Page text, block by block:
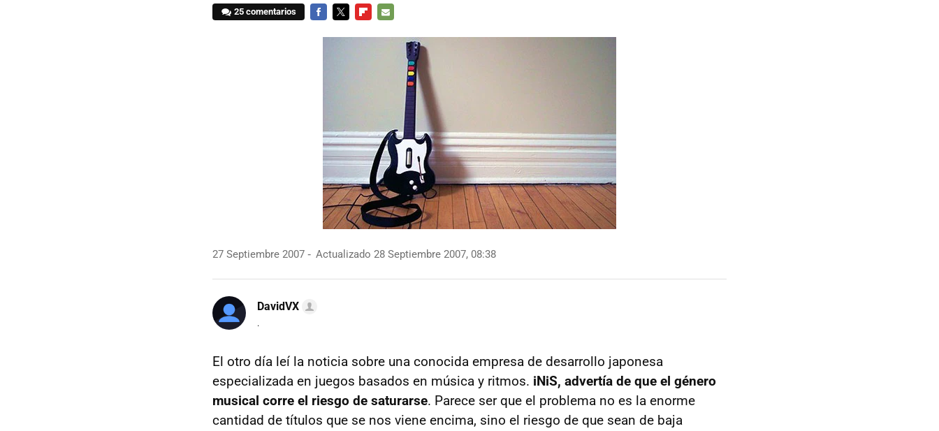
25 comentarios
27 Septiembre 2007 Actualizado 28 Septiembre 2007, 08:38
DavidVX
.
El otro día leí la noticia sobre una conocida empresa de desarrollo japonesa
especializada en juegos basados en música y ritmos. iNiS, advertía de que el género
musical corre el riesgo de saturarse. Parece ser que el problema no es la enorme
cantidad de títulos que se nos viene encima, sino el riesgo de que sean de baja